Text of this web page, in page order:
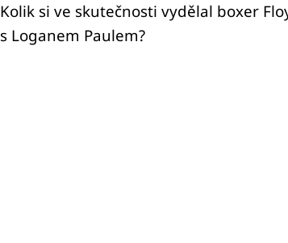
Kolik si ve skutečnosti vydělal boxer
s Loganem Paulem?